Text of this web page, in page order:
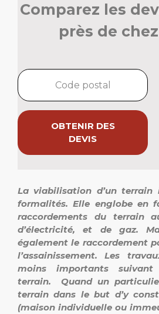
Comparez les
près de
OBTENIR DES
DEVIS
La viabilisation d’un terrain
formalités. Elle englobe en
raccordements du terrain
d’électricité, et de gaz.
également le raccordement
l’assainissement. Les
moins importants
terrain. Quand un
terrain dans le but d’y
(maison individuelle ou